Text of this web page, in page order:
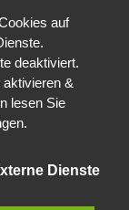
auf
deaktiviert.
&
lesen Sie
Dienste